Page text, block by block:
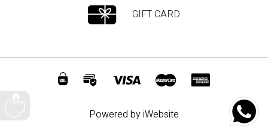
GIFT CARD
Powered by iWebsite